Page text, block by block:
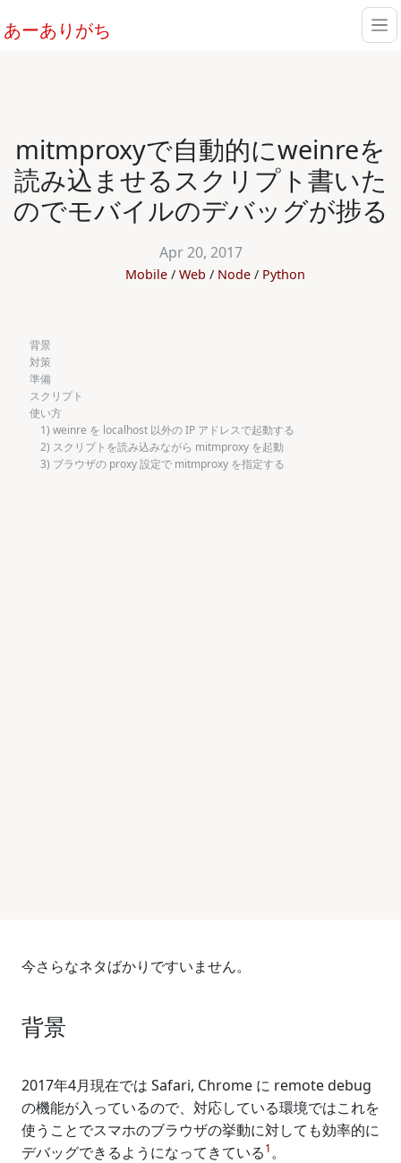
あーありがち
mitmproxyで自動的にweinreを
読み込ませるスクリプト書いた
のでモバイルのデバッグが捗る
Apr 20, 2017
Mobile Web Node Python
背景
対策
準備
スクリプト
使い方
1) weinre を localhost 以外の IP アドレスで起動する
2) スクリプトを読み込みながら mitmproxy を起動
3) ブラウザの proxy 設定で mitmproxy を指定する
今さらなネタばかりですいません。
背景
2017年4月現在では Safari, Chrome に remote debug
の機能が入っているので、対応している環境ではこれを
使うことでスマホのブラウザの挙動に対しても効率的に
デバッグできるようになってきている1。